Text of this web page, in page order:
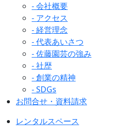
- 会社概要
- アクセス
- 経営理念
- 代表あいさつ
- 佐藤園芸の強み
- 社歴
- 創業の精神
- SDGs
お問合せ・資料請求
レンタルスペース